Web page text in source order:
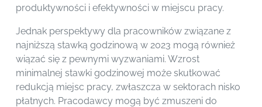
produktywności i efektywności w miejscu pracy.
Jednak perspektywy dla pracowników związane z
najniższą stawką godzinową w 2023 mogą również
wiązać się z pewnymi wyzwaniami. Wzrost
minimalnej stawki godzinowej może skutkować
redukcją miejsc pracy, zwłaszcza w sektorach nisko
płatnych. Pracodawcy mogą być zmuszeni do